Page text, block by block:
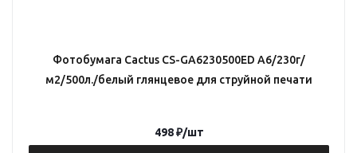
Фотобумага Cactus CS-GA6230500ED A6/230г/
м2/500л./белый глянцевое для струйной печати
498₽/шт